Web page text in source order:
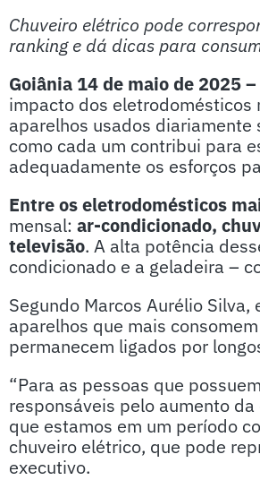
Chuveiro elétrico pode
ranking e dá dicas para
Goiânia 14 de maio de 2025 –
impacto dos eletrodomésticos
aparelhos usados
como cada um contribui para
adequadamente os esforços
Entre os eletrodomésticos
mensal: ar-condicionado,
televisão. A alta potência
condicionado e a geladeira –
Segundo Marcos Aurélio
aparelhos que mais
permanecem ligados por
“Para as pessoas que
responsáveis pelo aumento
que estamos em um período
chuveiro elétrico, que pode
executivo.